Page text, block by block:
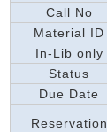
Call No
Material ID
In-Lib only
Status
Due Date
Reservation